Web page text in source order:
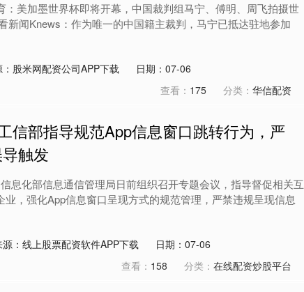
：美加墨世界杯即将开幕，中国裁判组马宁、傅明、周飞拍摄世
新闻Knews：作为唯一的中国籍主裁判，马宁已抵达驻地参加
：股米网配资公司APP下载
日期：07-06
查看： 175 分类： 华信配资
信部指导规范App信息窗口跳转行为，严
触发
息化部信息通信管理局日前组织召开专题会议，指导督促相关互
业，强化App信息窗口呈现方式的规范管理，严禁违规呈现信息
源：线上股票配资软件APP下载
日期：07-06
查看： 158 分类： 在线配资炒股平台